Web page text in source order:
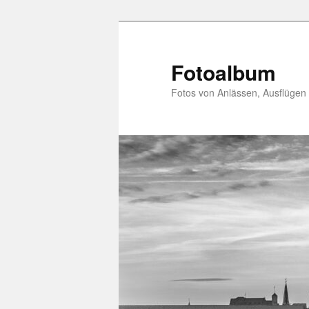
Fotoalbum
Fotos von Anlässen,